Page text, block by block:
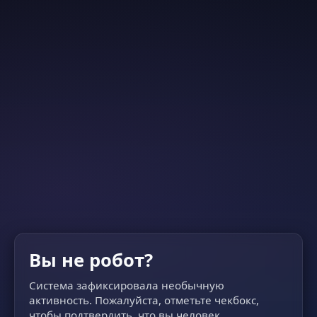
Вы не робот?
Система зафиксировала необычную
активность. Пожалуйста, отметьте чекбокс,